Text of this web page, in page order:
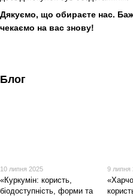
Дякуємо, що обираєте нас.
чекаємо на вас знову!
Блог
10 липня 2025
«Куркумін: користь,
біодоступність, форми та
9 липня